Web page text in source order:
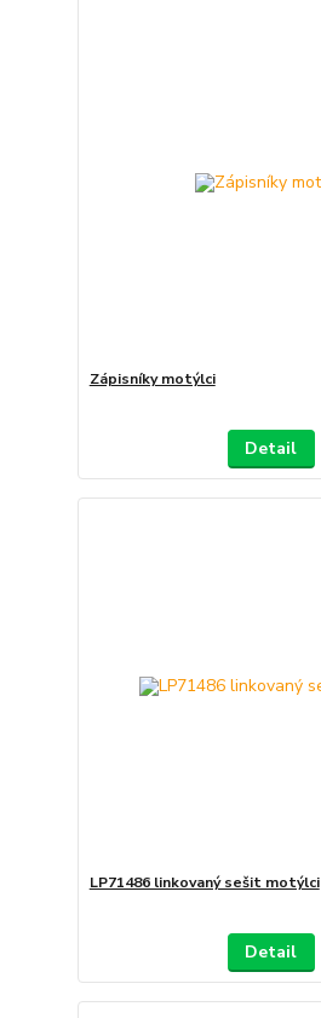
Zápisníky motýlci
Detail
LP71486 linkovaný sešit motýlci
Detail